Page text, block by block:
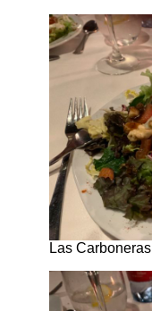
Las Carboneras